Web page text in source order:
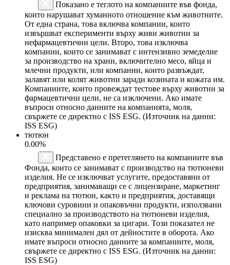
Показано е теглото на компаниите във фонда,
които нарушават хуманното отношение към животните.
От една страна, това включва компании, които
извършват експерименти върху живи животни за
нефармацевтични цели. Второ, това изключва
компании, които се занимават с интензивно земеделие
за производство на храни, включително месо, яйца и
млечни продукти, или компании, които развъждат,
залавят или колят животни заради козината и кожата им.
Компаниите, които провеждат тестове върху животни за
фармацевтични цели, не са изключени. Ако имате
въпроси относно данните на компанията, моля,
свържете се директно с ISS ESG. (Източник на данни:
ISS ESG)
тютюн
0.00%
Представено е претеглянето на компаниите във
Фонда, които се занимават с производство на тютюневи
изделия. Не се изключват услугите, предоставяни от
предприятия, занимаващи се с лицензиране, маркетинг
и реклама на тютюн, както и предприятия, доставящи
ключови суровини и опаковъчни продукти, използвани
специално за производството на тютюневи изделия,
като например опаковки за цигари. Този показател не
изисква минимален дял от дейностите в оборота. Ако
имате въпроси относно данните за компаниите, моля,
свържете се директно с ISS ESG. (Източник на данни:
ISS ESG)